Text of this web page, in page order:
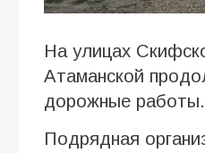
На улицах
Атаманской
дорожные работы.
Подрядная